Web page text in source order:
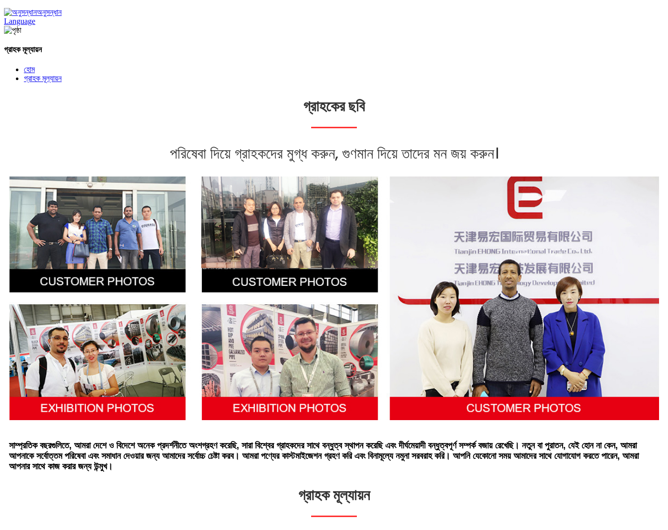
অনুসন্ধান
Language
গ্রাহক মূল্যায়ন
হোম
গ্রাহক মূল্যায়ন
গ্রাহকের ছবি
পরিষেবা দিয়ে গ্রাহকদের মুগ্ধ করুন, গুণমান দিয়ে তাদের মন জয় করুন।
সাম্প্রতিক বছরগুলিতে, আমরা দেশে ও বিদেশে অনেক প্রদর্শনীতে অংশগ্রহণ করেছি, সারা বিশ্বের গ্রাহকদের সাথে বন্ধুত্ব স্থাপন করেছি এবং দীর্ঘমেয়াদী বন্ধুত্বপূর্ণ সম্পর্ক বজায় রেখেছি। নতুন বা পুরাতন, যেই হোন না কেন, আমরা
আপনাকে সর্বোত্তম পরিষেবা এবং সমাধান দেওয়ার জন্য আমাদের সর্বোচ্চ চেষ্টা করব। আমরা পণ্যের কাস্টমাইজেশন গ্রহণ করি এবং বিনামূল্যে নমুনা সরবরাহ করি। আপনি যেকোনো সময় আমাদের সাথে যোগাযোগ করতে পারেন, আমরা
আপনার সাথে কাজ করার জন্য উন্মুখ।
গ্রাহক মূল্যায়ন